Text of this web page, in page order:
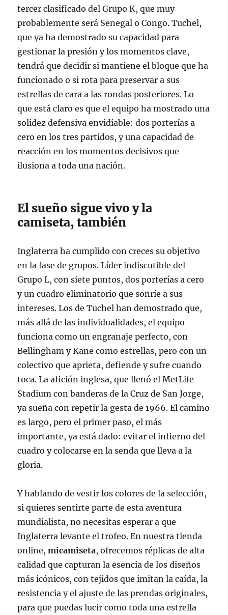
tercer clasificado del Grupo K, que muy
probablemente será Senegal o Congo. Tuchel,
que ya ha demostrado su capacidad para
gestionar la presión y los momentos clave,
tendrá que decidir si mantiene el bloque que ha
funcionado o si rota para preservar a sus
estrellas de cara a las rondas posteriores. Lo
que está claro es que el equipo ha mostrado una
solidez defensiva envidiable: dos porterías a
cero en los tres partidos, y una capacidad de
reacción en los momentos decisivos que
ilusiona a toda una nación.
El sueño sigue vivo y la
camiseta, también
Inglaterra ha cumplido con creces su objetivo
en la fase de grupos. Líder indiscutible del
Grupo L, con siete puntos, dos porterías a cero
y un cuadro eliminatorio que sonríe a sus
intereses. Los de Tuchel han demostrado que,
más allá de las individualidades, el equipo
funciona como un engranaje perfecto, con
Bellingham y Kane como estrellas, pero con un
colectivo que aprieta, defiende y sufre cuando
toca. La afición inglesa, que llenó el MetLife
Stadium con banderas de la Cruz de San Jorge,
ya sueña con repetir la gesta de 1966. El camino
es largo, pero el primer paso, el más
importante, ya está dado: evitar el infierno del
cuadro y colocarse en la senda que lleva a la
gloria.
Y hablando de vestir los colores de la selección,
si quieres sentirte parte de esta aventura
mundialista, no necesitas esperar a que
Inglaterra levante el trofeo. En nuestra tienda
online,micamiseta, ofrecemos réplicas de alta
calidad que capturan la esencia de los diseños
más icónicos, con tejidos que imitan la caída, la
resistencia y el ajuste de las prendas originales,
para que puedas lucir como toda una estrella